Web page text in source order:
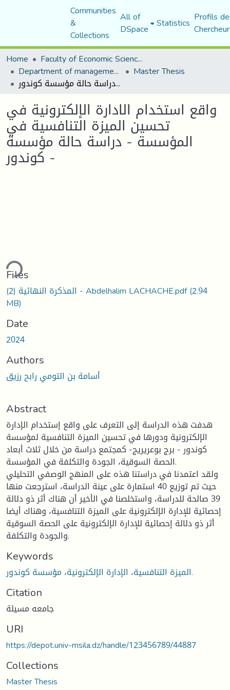
Communities
&
Collections
All of
DSpace Statistics Profils
Home
Faculty of Economic Sciences, Commerce and Management Sciences
Department of management sciences Master Thesis
واقع استخدام الادارة الإلكترونية في تحسين الميزة التنافسية في المؤسسة - دراسة حالة مؤسسة كوندور -
واقع استخدام الادارة الإلكترونية في
تحسين الميزة التنافسية في
المؤسسة - دراسة حالة مؤسسة
كوندور -
Files
المذكرة النهائية (2) - Abdelhalim LACHACHE.pdf(2.94
MB)
Date
2024
Authors
أسامة بن التومي رابح رزيق
Abstract
هدفت هذه الدراسة إلى التعرف على واقع إستخدام الإدارة
الإلكترونية ودورها في تحسين الميزة التنافسية لمؤسسة
كوندور - برج بوعريريج- كمجتمع دراسة من خلال ثلاث أبعاد
الحصة السوقية، الجودة والتكلفة في المؤسسة.
ولقد اعتمدنا في دراستنا هذه على المنهج الوصفي التحليلي
حيث تم توزيع 40 استمارة على عينة الدراسة، استرجعت منها
39 صالحة للدراسة، واستخلصنا في الأخير أن هناك أثر ذو دلالة
إحصائية للإدارة الإلكترونية على الميزة التنافسية، وهناك أيضا
أثر ذو دلالة إحصائية للإدارة الإلكترونية على الحصة السوقية
والجودة والتكلفة.
Keywords
الميزة التنافسية، الإدارة الإلكترونية، مؤسسة كوندور.
Citation
جامعه مسيلة
URI
https://depot.univ-msila.dz/handle/123456789/44887
Collections
Master Thesis